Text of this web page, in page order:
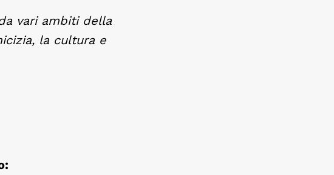
vari ambiti della
la cultura e